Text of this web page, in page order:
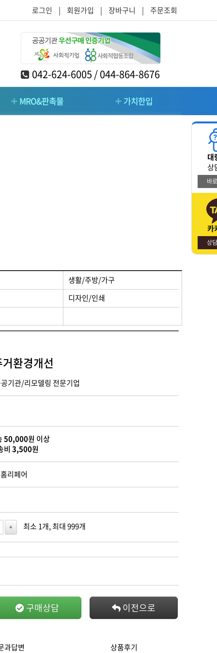
로그인 | 회원가입 | 장바구니 | 주문조회
042-624-6005 / 044-864-8676
MRO&판촉물 가치한입
생활/주방/가구
디자인/인쇄
환경개선
기관/리모델링 전문기업
50,000원 이상
비 3,500원
리페어
+ 최소 1개, 최대 999개
구매상담 이전으로
과답변 상품후기
대
상
바
카
상